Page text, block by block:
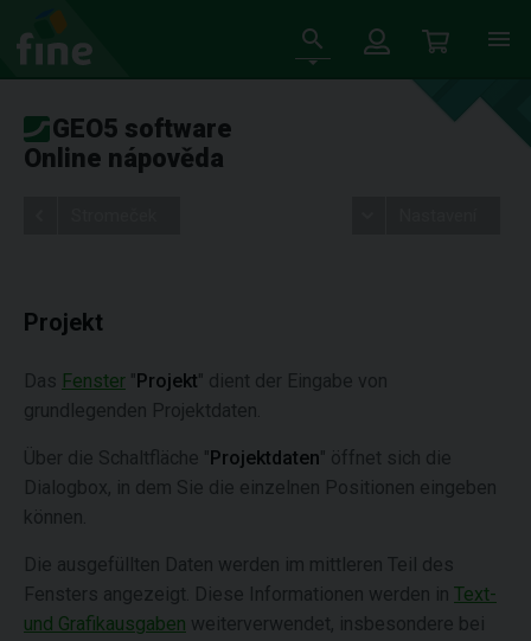
GEO5 software
Online nápověda
Projekt
Das Fenster "Projekt" dient der Eingabe von
grundlegenden Projektdaten.
Über die Schaltfläche "Projektdaten" öffnet sich die
Dialogbox, in dem Sie die einzelnen Positionen eingeben
können.
Die ausgefüllten Daten werden im mittleren Teil des
Fensters angezeigt. Diese Informationen werden in Text-
und Grafikausgaben weiterverwendet, insbesondere bei